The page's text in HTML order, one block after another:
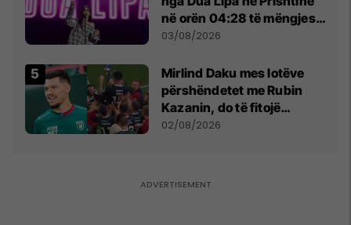
në orën 04:28 të mëngjesit
- dhe bota digjitale serbe
03/08/2026
Mirlind Daku mes lotëve
përshëndetet me Rubin
Kazanin, do të fitojë
miliona te Spartak Moska
02/08/2026